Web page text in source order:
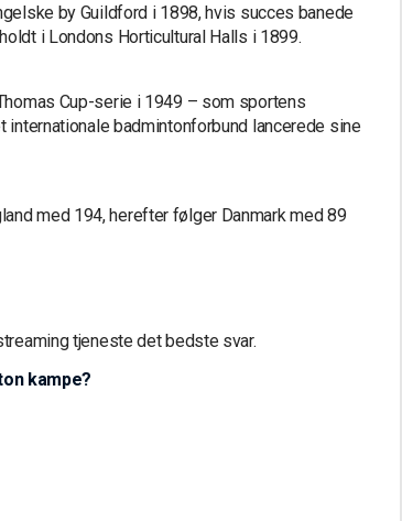
by Guildford i 1898, hvis succes banede
i Londons Horticultural Halls i 1899.
Cup-serie i 1949 – som sportens
badmintonforbund lancerede sine
med 194, herefter følger Danmark med 89
tjeneste det bedste svar.
kampe?